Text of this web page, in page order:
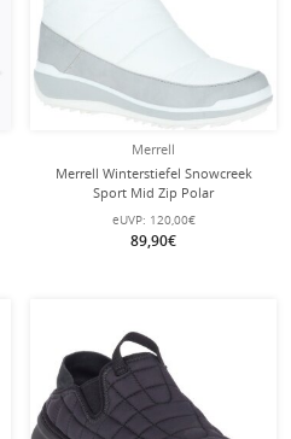
Merrell
Merrell Winterstiefel Snowcreek
Sport Mid Zip Polar
Waterproof/wasserdicht weiss
Damen
eUVP: 120,00€
89,90€